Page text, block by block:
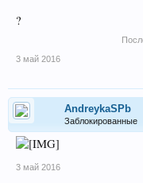
?
3 май 2016
AndreykaSPb
Заблокированные
3 май 2016